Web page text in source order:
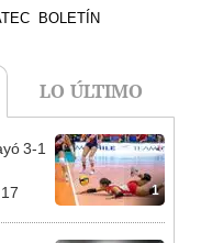
BOLETÍN
LO ÚLTIMO
1
3-1